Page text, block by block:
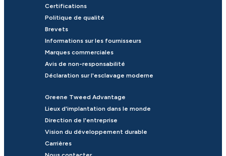
Certifications
Politique de qualité
Brevets
Informations sur les fournisseurs
Marques commerciales
Avis de non-responsabilité
Déclaration sur l'esclavage moderne
Greene Tweed Advantage
Lieux d'implantation dans le monde
Direction de l'entreprise
Vision du développement durable
Carrières